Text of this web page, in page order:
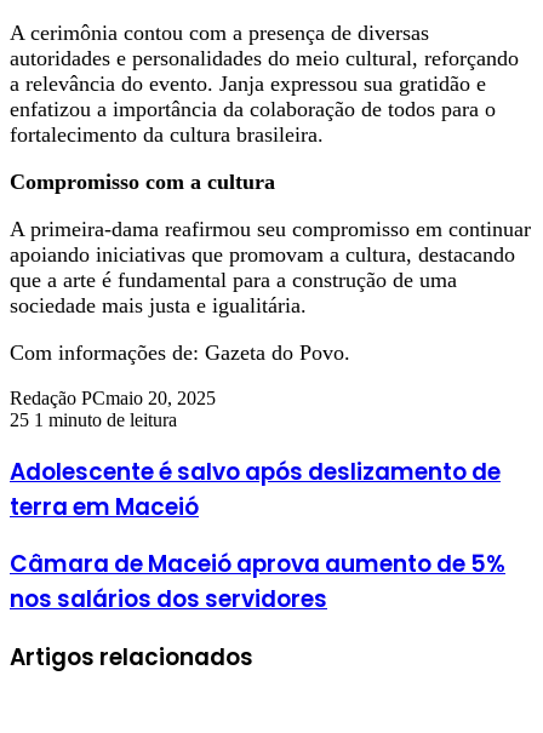
A cerimônia contou com a presença de diversas
autoridades e personalidades do meio cultural, reforçando
a relevância do evento. Janja expressou sua gratidão e
enfatizou a importância da colaboração de todos para o
fortalecimento da cultura brasileira.
Compromisso com a cultura
A primeira-dama reafirmou seu compromisso em continuar
apoiando iniciativas que promovam a cultura, destacando
que a arte é fundamental para a construção de uma
sociedade mais justa e igualitária.
Com informações de: Gazeta do Povo.
Redação PCmaio 20, 2025
25 1 minuto de leitura
Adolescente é salvo após deslizamento de
terra em Maceió
Câmara de Maceió aprova aumento de 5%
nos salários dos servidores
Artigos relacionados